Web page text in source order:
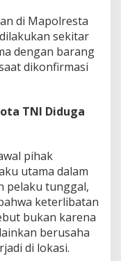
di Mapolresta
sekitar
dengan barang
dikonfirmasi
TNI Diduga
pihak
utama dalam
pelaku tunggal,
keterlibatan
bukan karena
berusaha
di lokasi.